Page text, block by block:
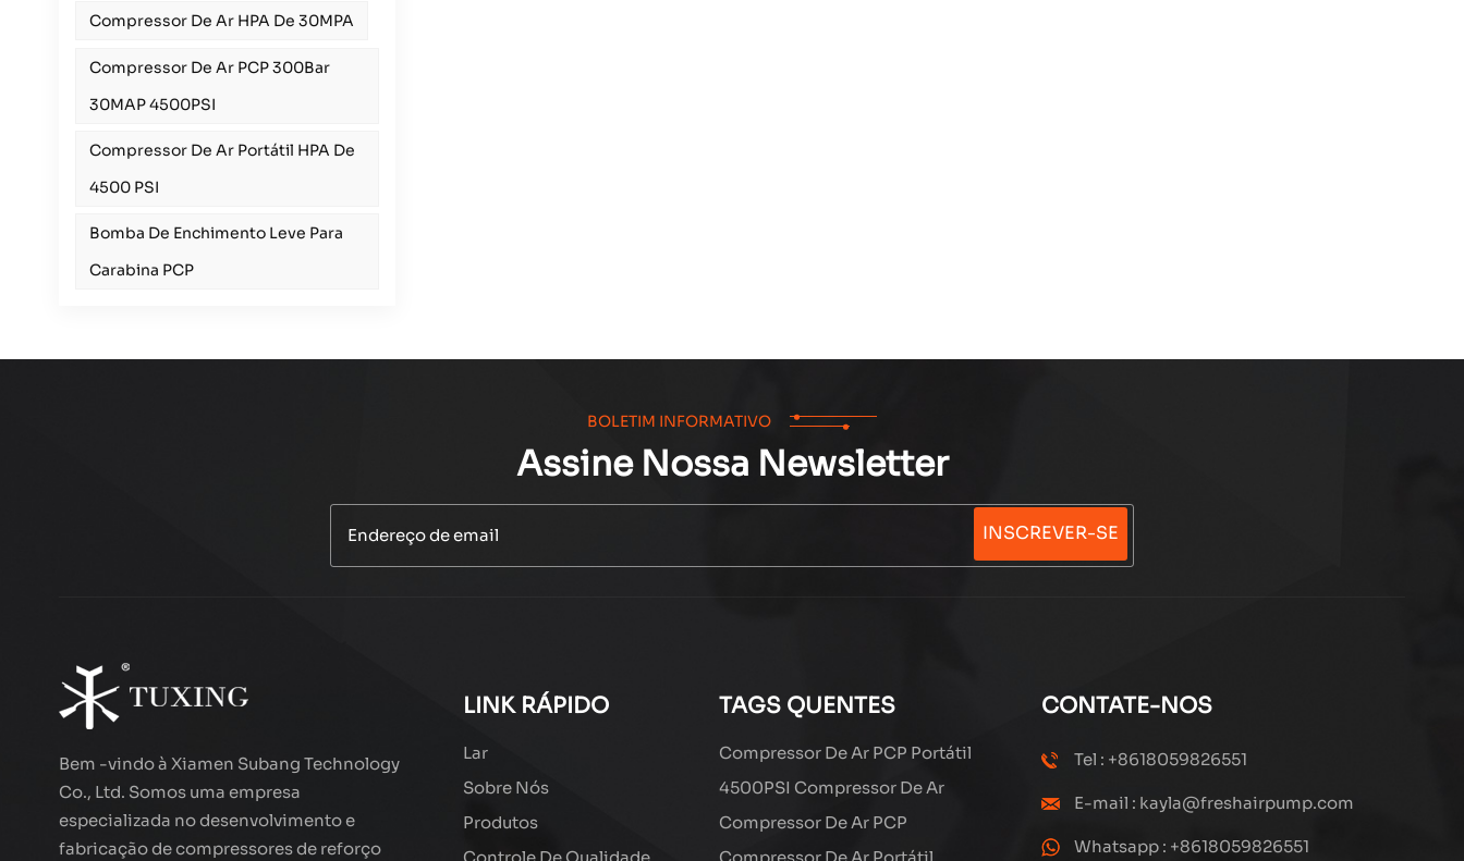
Compressor De Ar HPA De 30MPA
Compressor De Ar PCP 300Bar
30MAP 4500PSI
Compressor De Ar Portátil HPA De
4500 PSI
Bomba De Enchimento Leve Para
Carabina PCP
BOLETIM INFORMATIVO
Assine Nossa Newsletter
INSCREVER-SE
Bem -vindo à Xiamen Subang Technology
Co., Ltd. Somos uma empresa
especializada no desenvolvimento e
fabricação de compressores de reforço
LINK RÁPIDO
Lar
Sobre Nós
Produtos
TAGS QUENTES
Compressor De Ar PCP Portátil
4500PSI Compressor De Ar
Compressor De Ar PCP
CONTATE-NOS
Tel : +8618059826551
E-mail : kayla@freshairpump.com
Whatsapp : +8618059826551